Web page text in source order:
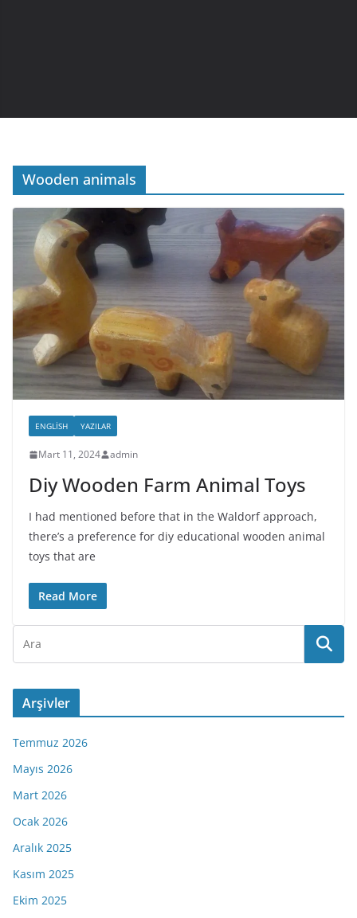
Wooden animals
ENGLISH YAZILAR
Mart 11, 2024 admin
Diy Wooden Farm Animal Toys
I had mentioned before that in the Waldorf approach,
there’s a preference for diy educational wooden animal
toys that are
Read More
Arşivler
Temmuz 2026
Mayıs 2026
Mart 2026
Ocak 2026
Aralık 2025
Kasım 2025
Ekim 2025